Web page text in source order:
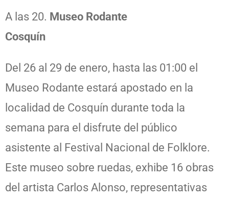
A las 20. Museo Rodante
Cosquín
Del 26 al 29 de enero, hasta las 01:00 el
Museo Rodante estará apostado en la
localidad de Cosquín durante toda la
semana para el disfrute del público
asistente al Festival Nacional de Folklore.
Este museo sobre ruedas, exhibe 16 obras
del artista Carlos Alonso, representativas